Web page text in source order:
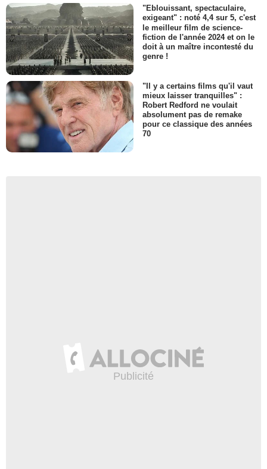
"Eblouissant, spectaculaire,
exigeant" : noté 4,4 sur 5, c'est
le meilleur film de science-
fiction de l'année 2024 et on le
doit à un maître incontesté du
genre !
"Il y a certains films qu'il vaut
mieux laisser tranquilles" :
Robert Redford ne voulait
absolument pas de remake
pour ce classique des années
70